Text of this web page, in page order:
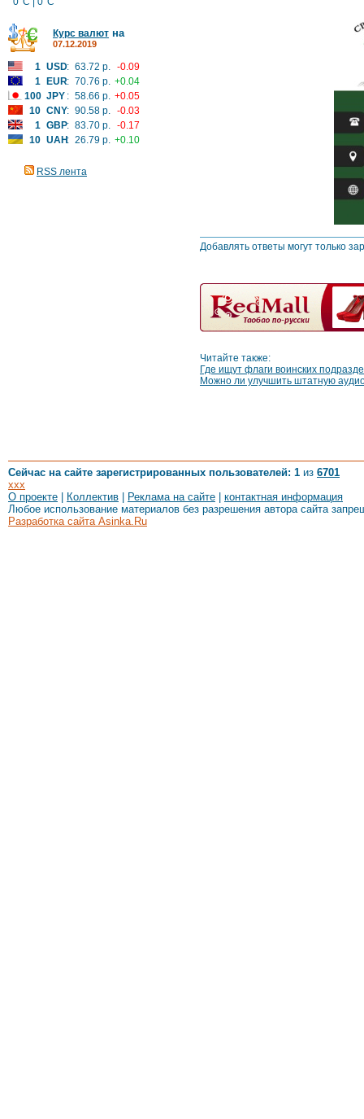
Курс валют на
07.12.2019
1 USD: 63.72 р. -0.09
1
EUR: 70.76 р. +0.04
100 JPY : 58.66 р. +0.05
10 CNY: 90.58 р. -0.03
1 GBP: 83.70 р. -0.17
10 UAH: 26.79 р. +0.10
RSS лента
Добавлять ответы могут только
Читайте также:
Где ищут флаги воинских
Можно ли улучшить штатную
Сейчас на сайте зарегистрированных пользователей: 1 из 6701
xxx
О проекте
Коллектив Реклама на сайте
контактная информация
Любое использование материалов без разрешения автора сайта
Разработка сайта Asinka.Ru